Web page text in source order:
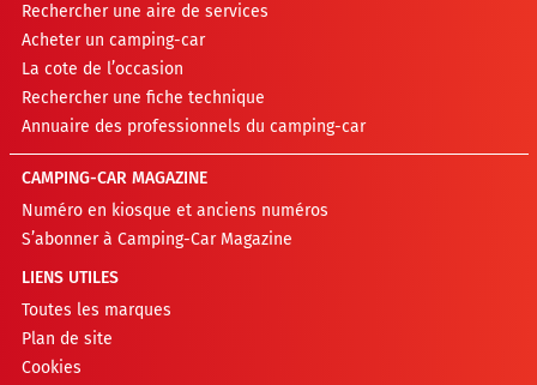
Rechercher une aire de services
Acheter un camping-car
La cote de l’occasion
Rechercher une fiche technique
Annuaire des professionnels du camping-car
CAMPING-CAR MAGAZINE
Numéro en kiosque et anciens numéros
S’abonner à Camping-Car Magazine
LIENS UTILES
Toutes les marques
Plan de site
Cookies